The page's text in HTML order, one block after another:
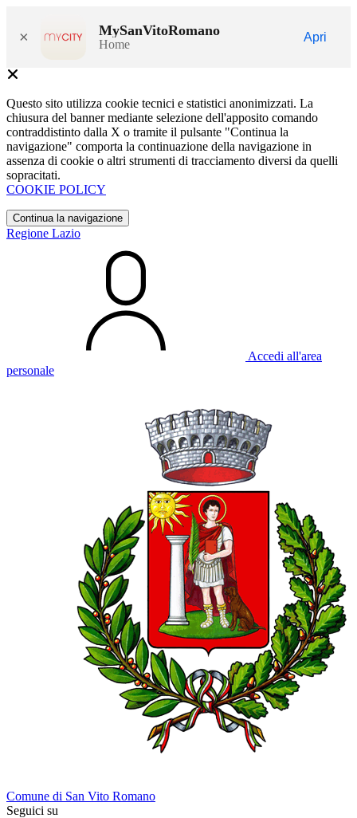
× MySanVitoRomano
Home
Apri
Questo sito utilizza cookie tecnici e statistici anonimizzati. La
chiusura del banner mediante selezione dell'apposito comando
contraddistinto dalla X o tramite il pulsante "Continua la
navigazione" comporta la continuazione della navigazione in
assenza di cookie o altri strumenti di tracciamento diversi da quelli
sopracitati.
COOKIE POLICY
Continua la navigazione
Regione Lazio
Accedi all'area
personale
Comune di San Vito Romano
Seguici su